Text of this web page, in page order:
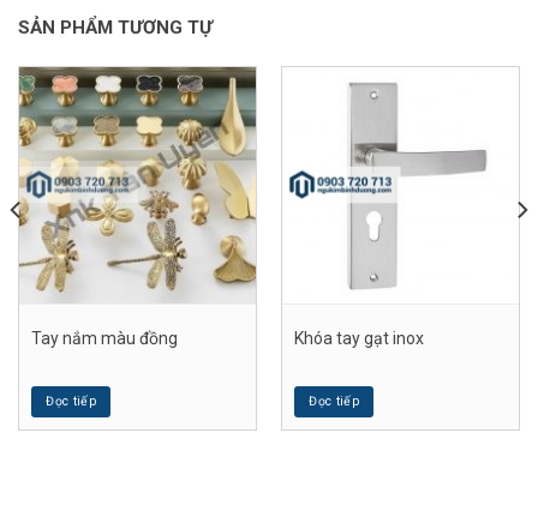
SẢN PHẨM TƯƠNG TỰ
Tay nắm màu đồng
Đọc tiếp
Khóa tay gạt inox
Đọc tiếp